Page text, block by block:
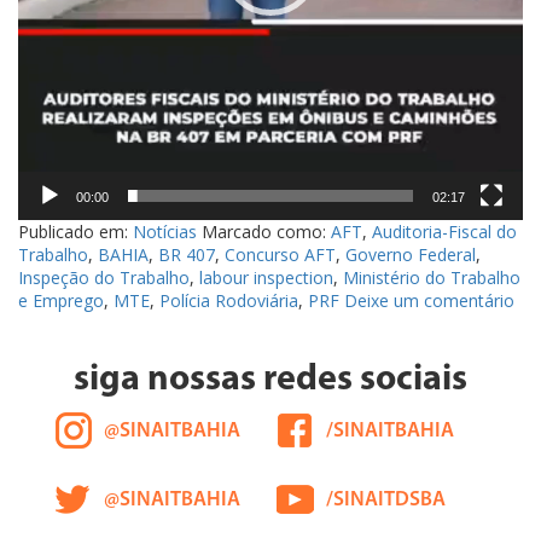
00:00 02:17
Publicado em: Notícias Marcado como: AFT, Auditoria-Fiscal do
Trabalho, BAHIA, BR 407, Concurso AFT, Governo Federal,
Inspeção do Trabalho, labour inspection, Ministério do Trabalho
e Emprego, MTE, Polícia Rodoviária, PRF Deixe um comentário
siga nossas redes sociais
@SINAITBAHIA /SINAITBAHIA
@SINAITBAHIA /SINAITDSBA